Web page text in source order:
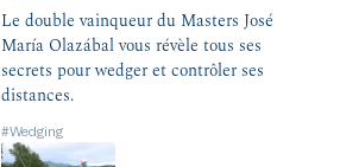
Le double vainqueur du Masters José
María Olazábal vous révèle tous ses
secrets pour wedger et contrôler ses
distances.
#Wedging